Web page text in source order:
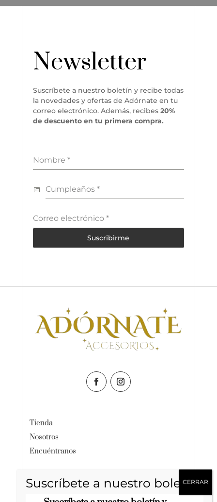
Newsletter
Suscríbete a nuestro boletín y recibe todas
la novedades y ofertas de Adórnate en tu
correo electrónico. Además, recibes 20%
de descuento en tu primera compra.
Nombre*
Cumpleaños*
Correo electrónico*
Suscribirme
Tienda
Nosotros
Encuéntranos